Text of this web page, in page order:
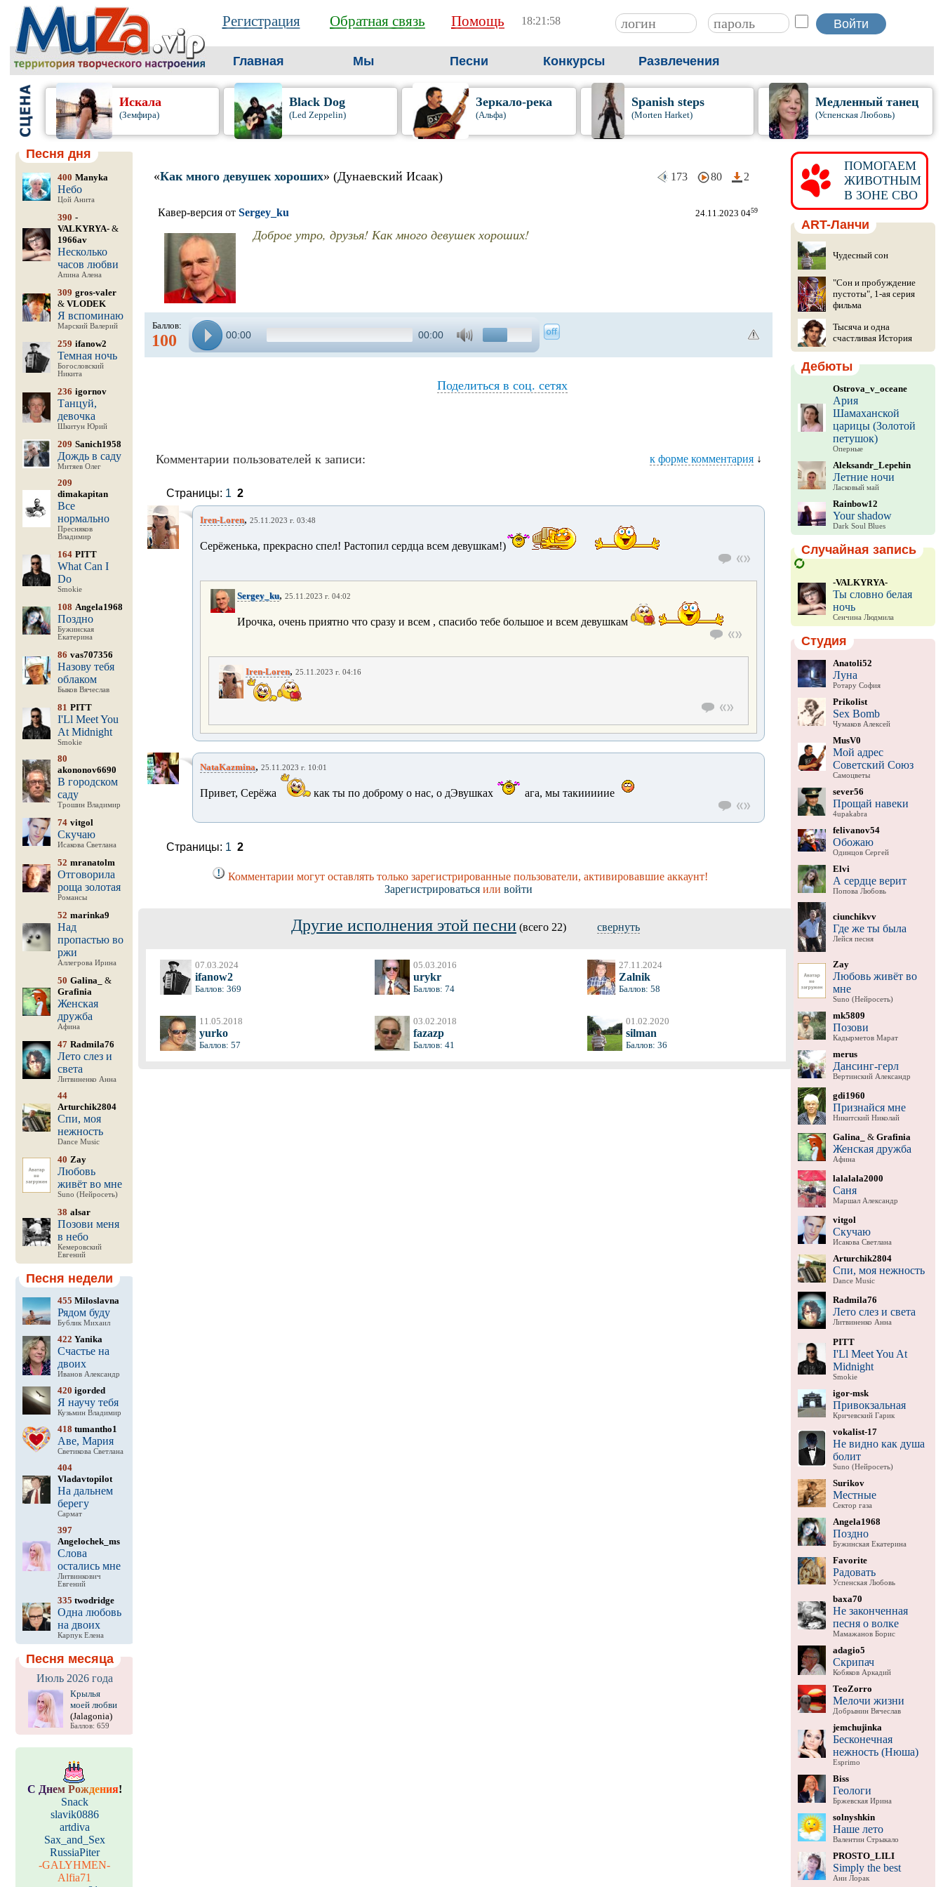
Регистрация Обратная связь Помощь 18:21:58
Главная Мы Песни Конкурсы Развлечения
Искала
(Земфира)
Black Dog
(Led Zeppelin)
Зеркало-река
(Альфа)
Spanish steps
(Morten Harket)
Медленный танец
(Успенская Любовь)
Песня дня
400 Manyka
Небо
Цой Анита
390 -
VALKYRYA-&
1966av
Несколько
часов любви
Апина Алена
309 gros-valer
& VLODEK
Я вспоминаю
Марский Валерий
259 ifanow2
Темная ночь
Богословский
Никита
236 igornov
Танцуй,
девочка
Шкитун Юрий
209 Sanich1958
Дождь в саду
Митяев Олег
209
dimakapitan
Все
нормально
Пресняков
Владимир
164 PITT
What Can I
Do
Smokie
108 Angela1968
Поздно
Бужинская
Екатерина
86 vas707356
Назову тебя
облаком
Быков Вячеслав
81 PITT
I'Ll Meet You
At Midnight
Smokie
80
akononov6690
В городском
саду
Трошин Владимир
74 vitgol
Скучаю
Исакова Светлана
52 mranatolm
Отговорила
роща золотая
Романсы
52 marinka9
Над
пропастью во
ржи
Аллегрова Ирина
50 Galina_
&
Grafinia
Женская
дружба
Афина
47 Radmila76
Лето слез и
света
Литвиненко Анна
44
Arturchik2804
Спи, моя
нежность
Dance Music
40 Zay
Любовь
живёт во мне
Suno (Нейросеть)
38 alsar
Позови меня
в небо
Кемеровский
Евгений
Песня недели
455 Miloslavna
Рядом буду
Бублик Михаил
422 Yanika
Счастье на
двоих
Иванов Александр
420 igorded
Я научу тебя
Кузьмин Владимир
418 tumantho1
Аве, Мария
Светикова Светлана
404
Vladavtopilot
На дальнем
берегу
Сармат
397
Angelochek_ms
Слова
остались мне
Литвинкович
Евгений
335 twodridge
Одна любовь
на двоих
Карпук Елена
Песня месяца
Июль 2026 года
Крылья
моей любви
(Jalagonia)
Баллов: 659
С Днем Рождения!
Snack
slavik0886
artdiva
Sax_and_Sex
RussiaPiter
-GALYHMEN-
Alfia71
«Как много девушек хороших» (Дунаевский Исаак) 173 80 2
Кавер-версия от Sergey_ku 24.11.2023 0459
Доброе утро, друзья! Как много девушек хороших!
Баллов:
100 00:00 00:00
Поделиться в соц. сетях
Комментарии пользователей к записи: к форме комментария↓
Страницы: 1 2
Iren-Loren, 25.11.2023 г. 03:48
Серёженька, прекрасно спел! Растопил сердца всем девушкам!)
Sergey_ku, 25.11.2023 г. 04:02
Ирочка, очень приятно что сразу и всем , спасибо тебе большое и всем девушкам
Iren-Loren, 25.11.2023 г. 04:16
NataKazmina, 25.11.2023 г. 10:01
Привет, Серёжа как ты по доброму о нас, о дЭвушках ага, мы такииииие
Страницы: 1 2
Комментарии могут оставлять только зарегистрированные пользователи, активировавшие аккаунт!
Зарегистрироваться или войти
Другие исполнения этой песни (всего 22) свернуть
07.03.2024
ifanow2
Баллов: 369
05.03.2016
urykr
Баллов: 74
27.11.2024
Zalnik
Баллов: 58
11.05.2018
yurko
Баллов: 57
03.02.2018
fazazp
Баллов: 41
01.02.2020
silman
Баллов: 36
ПОМОГАЕМ
ЖИВОТНЫМ
В ЗОНЕ СВО
ART-Ланчи
Чудесный сон
"Сон и пробуждение
пустоты", 1-ая серия
фильма
Тысяча и одна
счастливая История
Дебюты
Ostrova_v_oceane
Ария
Шамаханской
царицы (Золотой
петушок)
Оперные
Aleksandr_Lepehin
Летние ночи
Ласковый май
Rainbow12
Your shadow
Dark Soul Blues
Случайная запись
-VALKYRYA-
Ты словно белая
ночь
Сенчина Людмила
Студия
Anatoli52
Луна
Ротару София
Prikolist
Sex Bomb
Чумаков Алексей
MusV0
Мой адрес
Советский Союз
Самоцветы
sever56
Прощай навеки
4upakabra
felivanov54
Обожаю
Одинцов Сергей
Elvi
А сердце верит
Попова Любовь
ciunchikvv
Где же ты была
Лейся песня
Zay
Любовь живёт во
мне
Suno (Нейросеть)
mk5809
Позови
Кадырметов Марат
merus
Дансинг-герл
Вертинский Александр
gdi1960
Признайся мне
Никитский Николай
Galina_ & Grafinia
Женская дружба
Афина
lalalala2000
Саня
Маршал Александр
vitgol
Скучаю
Исакова Светлана
Arturchik2804
Спи, моя нежность
Dance Music
Radmila76
Лето слез и света
Литвиненко Анна
PITT
I'Ll Meet You At
Midnight
Smokie
igor-msk
Привокзальная
Кричевский Гарик
vokalist-17
Не видно как душа
болит
Suno (Нейросеть)
Surikov
Местные
Сектор газа
Angela1968
Поздно
Бужинская Екатерина
Favorite
Радовать
Успенская Любовь
baxa70
Не законченная
песня о волке
Мамажанов Борис
adagio5
Скрипач
Кобяков Аркадий
TeoZorro
Мелочи жизни
Добрынин Вячеслав
jemchujinka
Бесконечная
нежность (Нюша)
Esprimo
Biss
Геологи
Бржевская Ирина
solnyshkin
Наше лето
Валентин Стрыкало
PROSTO_LILI
Simply the best
Ани Лорак